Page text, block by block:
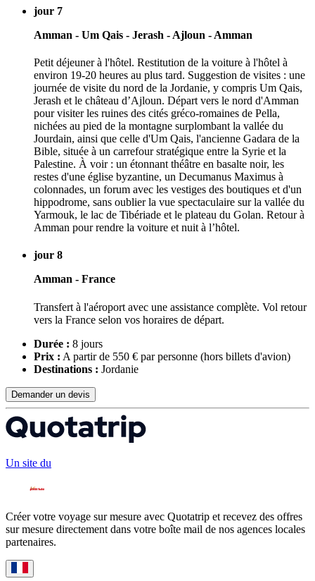
jour 7
Amman - Um Qais - Jerash - Ajloun - Amman
Petit déjeuner à l'hôtel. Restitution de la voiture à l'hôtel à
environ 19-20 heures au plus tard. Suggestion de visites : une
journée de visite du nord de la Jordanie, y compris Um Qais,
Jerash et le château d’Ajloun. Départ vers le nord d'Amman
pour visiter les ruines des cités gréco-romaines de Pella,
nichées au pied de la montagne surplombant la vallée du
Jourdain, ainsi que celle d'Um Qais, l'ancienne Gadara de la
Bible, située à un carrefour stratégique entre la Syrie et la
Palestine. À voir : un étonnant théâtre en basalte noir, les
restes d'une église byzantine, un Decumanus Maximus à
colonnades, un forum avec les vestiges des boutiques et d'un
hippodrome, sans oublier la vue spectaculaire sur la vallée du
Yarmouk, le lac de Tibériade et le plateau du Golan. Retour à
Amman pour rendre la voiture et nuit à l’hôtel.
jour 8
Amman - France
Transfert à l'aéroport avec une assistance complète. Vol retour
vers la France selon vos horaires de départ.
Durée : 8 jours
Prix : A partir de 550 € par personne (hors billets d'avion)
Destinations : Jordanie
Demander un devis
Un site du
Créer votre voyage sur mesure avec Quotatrip et recevez des offres
sur mesure directement dans votre boîte mail de nos agences locales
partenaires.